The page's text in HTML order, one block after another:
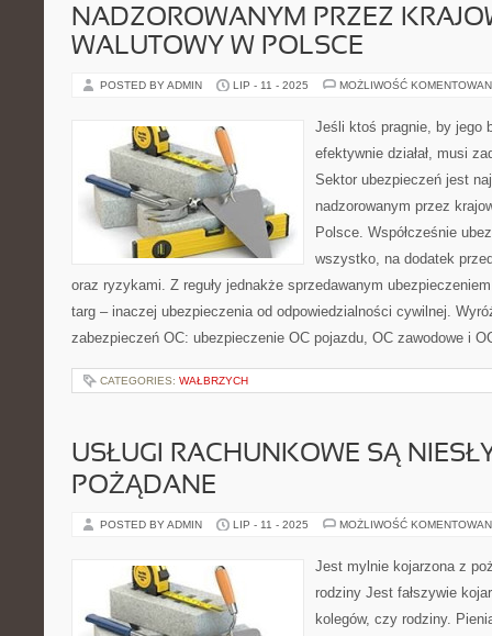
NADZOROWANYM PRZEZ
WALUTOWY W POLSCE
POSTED BY ADMIN LIP - 11 - 2025 MOŻLIWOŚĆ
Jeśli ktoś pragnie, by jego
efektywnie działał, musi
Sektor ubezpieczeń jest
nadzorowanym przez
Polsce. Współcześnie
wszystko, na dodatek
oraz ryzykami. Z reguły jednakże sprzedawanym
targ – inaczej ubezpieczenia od odpowiedzialności cywilnej.
zabezpieczeń OC: ubezpieczenie OC pojazdu, OC zawodowe i
CATEGORIES: WAŁBRZYCH
USŁUGI RACHUNKOWE SĄ
POŻĄDANE
POSTED BY ADMIN LIP - 11 - 2025 MOŻLIWOŚĆ
Jest mylnie kojarzona z
rodziny Jest fałszywie
kolegów, czy rodziny.